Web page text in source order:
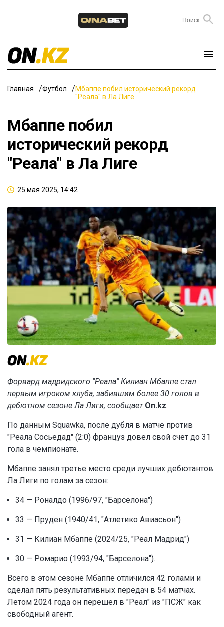
Главная Футбол
Мбаппе побил исторический рекорд
"Реала" в Ла Лиге
Мбаппе побил
исторический рекорд
"Реала" в Ла Лиге
25 мая 2025, 14:42
Форвард мадридского "Реала" Килиан Мбаппе стал
первым игроком клуба, забившим более 30 голов в
дебютном сезоне Ла Лиги, сообщает On.kz.
По данным Squawka, после дубля в матче против
"Реала Сосьедад" (2:0) француз довел свой счет до 31
гола в чемпионате.
Мбаппе занял третье место среди лучших дебютантов
Ла Лиги по голам за сезон:
34 — Роналдо (1996/97, "Барселона")
33 — Пруден (1940/41, "Атлетико Авиасьон")
31 — Килиан Мбаппе (2024/25, "Реал Мадрид")
30 — Ромарио (1993/94, "Барселона").
Всего в этом сезоне Мбаппе отличился 42 голами и
сделал пять результативных передач в 54 матчах.
Летом 2024 года он перешел в "Реал" из "ПСЖ" как
свободный агент.